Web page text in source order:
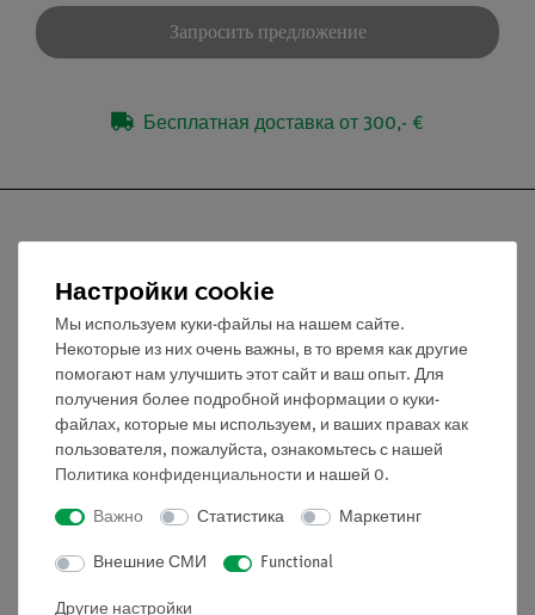
Запросить предложение
Бесплатная доставка от 300,- €
Nach oben
Информация
Контактное лицо
Условия сотрудничества
Декларация о конфиденциальности
Обслуживание
Настройки cookie
Мы используем куки-файлы на нашем сайте.
Некоторые из них очень важны, в то время как другие
помогают нам улучшить этот сайт и ваш опыт. Для
получения более подробной информации о куки-
файлах, которые мы используем, и ваших правах как
пользователя, пожалуйста, ознакомьтесь с нашей
Политика конфиденциальности и нашей 0.
Важно Статистика Маркетинг
Внешние СМИ Functional
Другие настройки